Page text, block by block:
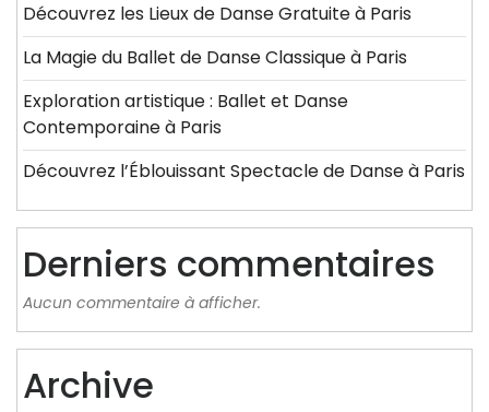
Découvrez les Lieux de Danse Gratuite à Paris
La Magie du Ballet de Danse Classique à Paris
Exploration artistique : Ballet et Danse
Contemporaine à Paris
Découvrez l’Éblouissant Spectacle de Danse à Paris
Derniers commentaires
Aucun commentaire à afficher.
Archive